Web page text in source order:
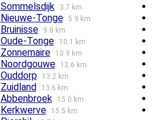
Sommelsdijk 3.7 km
Nieuwe-Tonge 5.9 km
Bruinisse 9.8 km
Oude-Tonge 10.1 km
Zonnemaire 10.9 km
Noordgouwe 12.6 km
Ouddorp 13.2 km
Zuidland 13.6 km
Abbenbroek 15.0 km
Kerkwerve 15.5 km